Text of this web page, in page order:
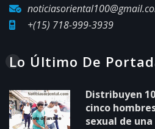
+(15) 718-999-3939
Lo Último De
Distribuyen
cinco
sexual de